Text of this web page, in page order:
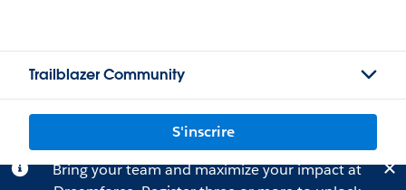
Trailblazer Community
S'inscrire
Bring your team and maximize your impact at